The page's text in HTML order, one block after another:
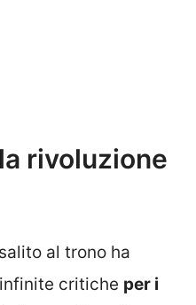
rivoluzione
al trono ha
critiche per i